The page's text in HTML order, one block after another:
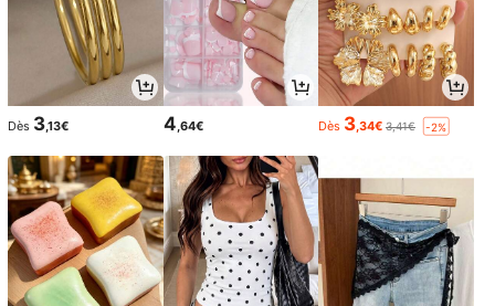
Dès 3,13€ 4 ,64€ Dès 3,34€ 3,41€ -2%